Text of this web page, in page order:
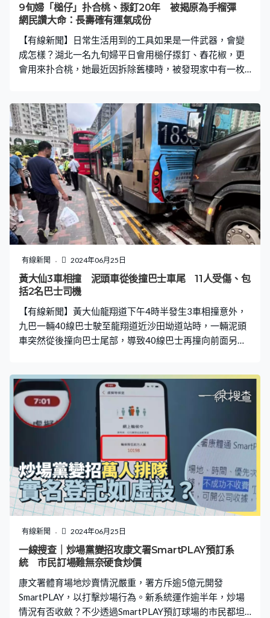
在地鐵10號線從知春里開往知春路站的列車上，65歲姓葉
序。目前，北京公交警方已依法對葉某某行
9旬婦「槌仔」扑合桃、揼釘20年 被揭原為手榴彈
網民讚大命：長壽確有運氣成份
【有線新聞】日常生活用到的工具如果是一件武器，會變
成怎樣？湖北一名九旬婦平日會用槌仔揼釘、舂花椒，更
會用來扑合桃，她最近因拆除舊樓時，被發現家中有一枚
地工作時，發現一個「廢鐵」，當時她不知道是手榴彈，
只知道是一個「廢鐵」，故把它檢回家，平日用作舂花
椒、揼釘以及扑合桃等。直至最近秦婆婆決定拆屋，當時
一時工人發現該杖手榴彈，隨即通知秦婆婆，她亦立即報
警處理。 仍有爆炸風險 網民稱婆婆大命 專家到場後，確
認手榴彈仍有爆炸風險，但最終及時處理，故未有人因此
受傷。警方提醒當地村民注意安全，一但發現疑似手榴彈
的爆炸物體，需第一時間報警，切勿擅自觸碰，「更不能
誤當錘子用了，不然炸了可就不得了」。 不少網民都認為
老婦十分幸運，「最危機的地方往往是最安全的」、「命
不是一般的硬」、「由此可見，長壽確實有運氣成份
呀。」亦有網民認為該手榴彈是訓練彈，「是以前步兵投
擲、武裝越野時配重用的，裡面沒有炸藥更沒有引信」、
了」。
有線新聞 2024年06月25日
黃大仙3車相撞 泥頭車從後撞巴士車尾 11人受傷、包
括2名巴士司機
【有線新聞】黃大仙龍翔道下午4時半發生3車相撞意外，
九巴一輛40線巴士駛至龍翔道近沙田坳道站時，一輛泥頭
車突然從後撞向巴士尾部，導致40線巴士再撞向前面另一
醒，有男乘客傷勢較嚴重要由救護車送院。至於巴士車頭
撞毀，擋風玻璃碎裂，並漏出懷疑機油。 下午4時許，泥
頭車沿龍翔道東行，駛近黃大仙中心對開懷疑失控，撞到
一輛九巴後再推前撞到另一輛九巴，8男3女受傷，包括2
名巴士車長。受意外影響，現場部份行車線需要封閉，意
有線新聞 2024年06月25日
一線搜查｜炒場黨變招攻康文署SmartPLAY預訂系
統 市民訂場難無奈硬食炒價
康文署體育場地炒賣情況嚴重，署方斥逾5億元開發
SmartPLAY，以打擊炒場行為。新系統運作逾半年，炒場
情況有否收斂？不少透過SmartPLAY預訂球場的市民都坦